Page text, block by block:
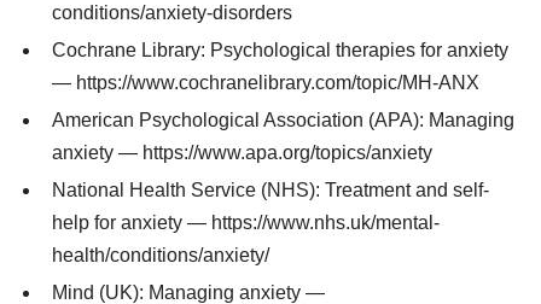
conditions/anxiety-disorders
Cochrane Library: Psychological therapies for anxiety
— https://www.cochranelibrary.com/topic/MH-ANX
American Psychological Association (APA): Managing
anxiety — https://www.apa.org/topics/anxiety
National Health Service (NHS): Treatment and self-
help for anxiety — https://www.nhs.uk/mental-
health/conditions/anxiety/
Mind (UK): Managing anxiety —